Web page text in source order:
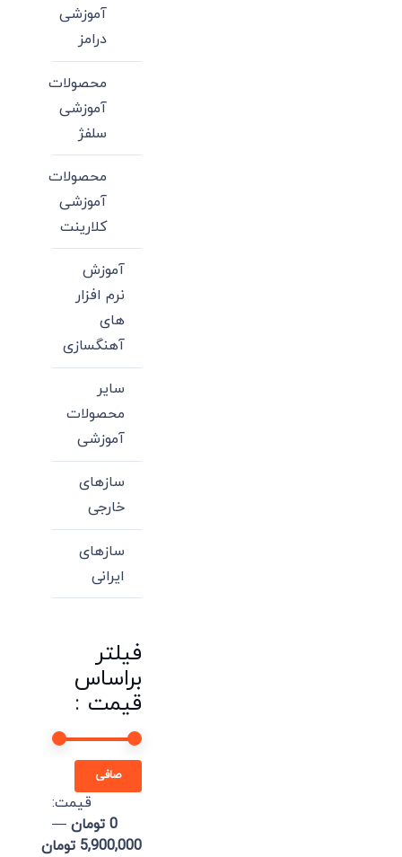
آموزشی
درامز
محصولات
آموزشی
سلفژ
محصولات
آموزشی
کلارینت
آموزش
نرم افزار
های
آهنگسازی
سایر
محصولات
آموزشی
سازهای
خارجی
سازهای
ایرانی
فیلتر
براساس
قیمت :
صافی
قيمت:
0 تومان
—
5,900,000 تومان